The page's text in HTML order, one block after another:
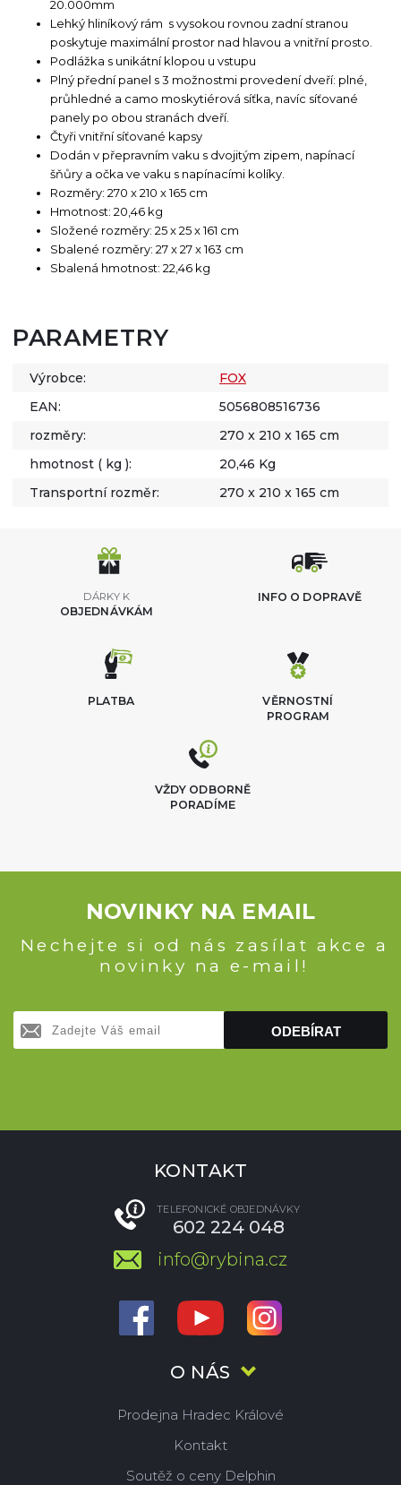
20.000mm
Lehký hliníkový rám s vysokou rovnou zadní stranou
poskytuje maximální prostor nad hlavou a vnitřní prosto.
Podlážka s unikátní klopou u vstupu
Plný přední panel s 3 možnostmi provedení dveří: plné,
průhledné a camo moskytiérová síťka, navíc síťované
panely po obou stranách dveří.
Čtyři vnitřní síťované kapsy
Dodán v přepravním vaku s dvojitým zipem, napínací
šňůry a očka ve vaku s napínacími kolíky.
Rozměry: 270 x 210 x 165 cm
Hmotnost: 20,46 kg
Složené rozměry: 25 x 25 x 161 cm
Sbalené rozměry: 27 x 27 x 163 cm
Sbalená hmotnost: 22,46 kg
PARAMETRY
Výrobce:
FOX
EAN:
5056808516736
rozměry:
270 x 210 x 165 cm
hmotnost ( kg ):
20,46 Kg
Transportní rozměr:
270 x 210 x 165 cm
DÁRKY K
OBJEDNÁVKÁM
INFO O DOPRAVĚ
VĚRNOSTNÍ
PROGRAM
PLATBA
VŽDY ODBORNĚ
PORADÍME
NOVINKY NA EMAIL
Nechejte si od nás zasílat akce a
novinky na e-mail!
ODEBÍRAT
O NÁS
Prodejna Hradec Králové
Kontakt
Soutěž o ceny Delphin
KONTAKT
TELEFONICKÉ OBJEDNÁVKY
602 224 048
info@rybina.cz